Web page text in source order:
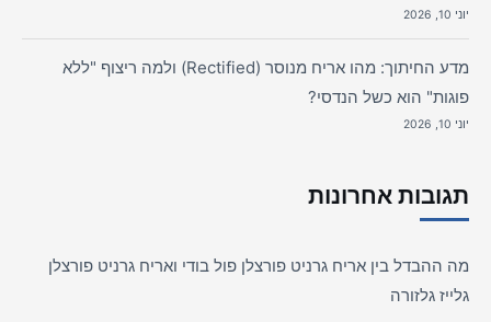
יוני 10, 2026
מדע החיתוך: מהו אריח מנוסר (Rectified) ולמה ריצוף "ללא
פוגות" הוא כשל הנדסי?
יוני 10, 2026
תגובות אחרונות
מה ההבדל בין אריח גרניט פורצלן פול בודי ואריח גרניט פורצלן
גלייז גלזורה